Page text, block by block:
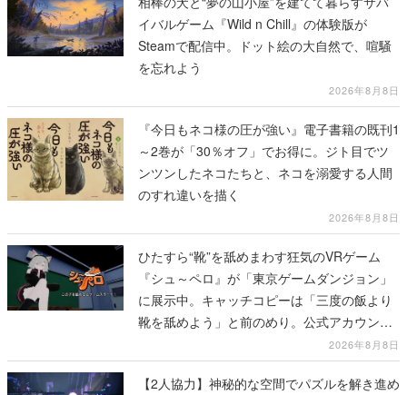
イバルゲーム『Wild n Chill』の体験版が
Steamで配信中。ドット絵の大自然で、喧騒
を忘れよう
2026年8月8日
『今日もネコ様の圧が強い』電子書籍の既刊1
～2巻が「30％オフ」でお得に。ジト目でツ
ンツンしたネコたちと、ネコを溺愛する人間
のすれ違いを描く
2026年8月8日
ひたすら“靴”を舐めまわす狂気のVRゲーム
『シュ～ペロ』が「東京ゲームダンジョン」
に展示中。キャッチコピーは「三度の飯より
靴を舐めよう」と前のめり。公式アカウント
も開設され、2026年リリースに向けて開発中
2026年8月8日
【2人協力】神秘的な空間でパズルを解き進め